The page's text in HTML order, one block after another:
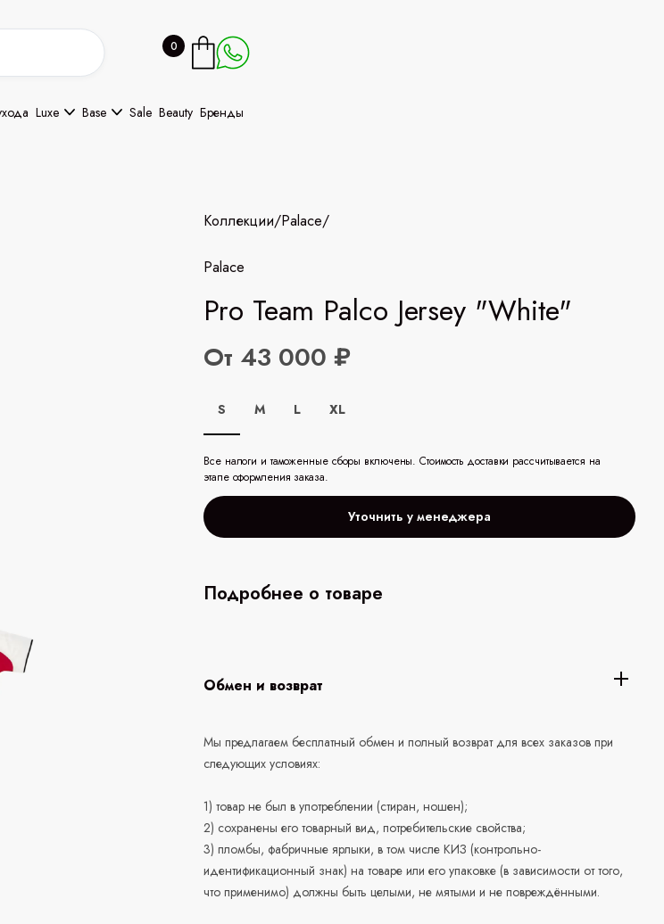
0
Luxe Base Sale Beauty Бренды
Коллекции/Palace/
Palace
Pro Team Palco Jersey "White"
От 43 000 ₽
S M L XL
Все налоги и таможенные сборы включены. Стоимость доставки рассчитывается на
этапе оформления заказа.
Уточнить у менеджера
Подробнее о товаре
Обмен и возврат
Мы предлагаем бесплатный обмен и полный возврат для всех заказов при
следующих условиях:
1) товар не был в употреблении (стиран, ношен);
2) сохранены его товарный вид, потребительские свойства;
3) пломбы, фабричные ярлыки, в том числе КИЗ (контрольно-
идентификационный знак) на товаре или его упаковке (в зависимости от того,
что применимо) должны быть целыми, не мятыми и не повреждёнными.